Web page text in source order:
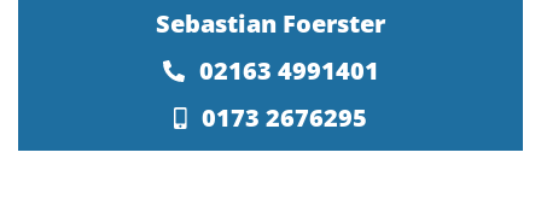
Sebastian Foerster
02163 4991401
0173 2676295